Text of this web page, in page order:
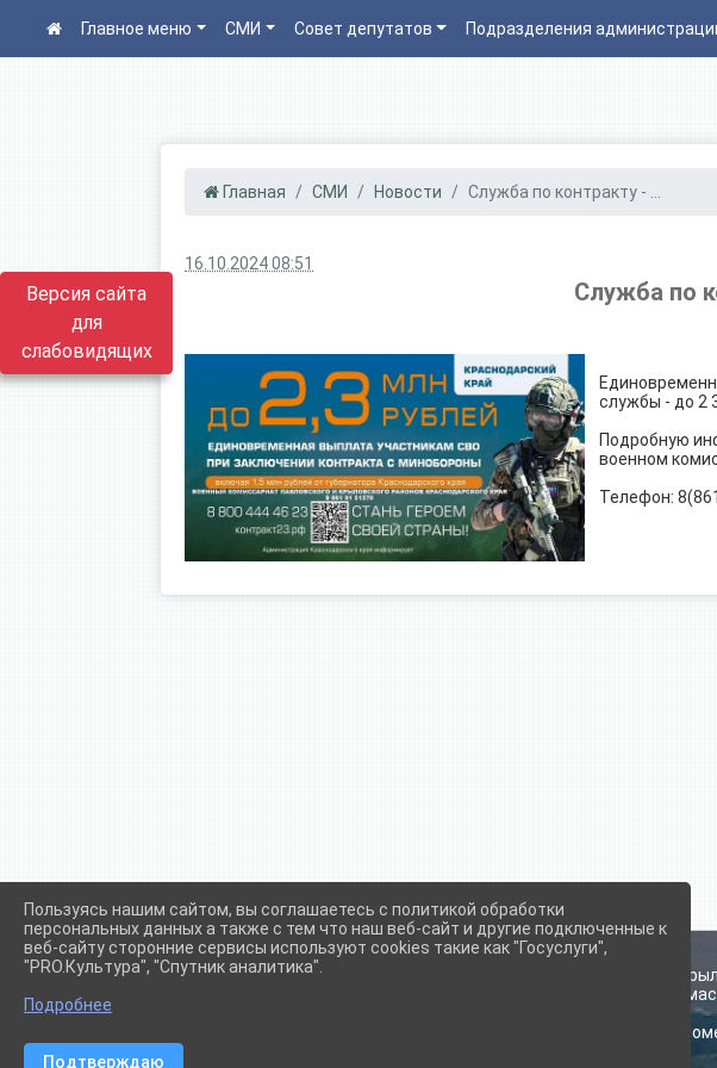
Версия сайта
для
слабовидящих
Главное меню СМИ Совет депутатов Подразделения
Главная СМИ Новости Служба по контракту - ...
16.10.2024 08:51
Служба по
службы - до 2
Подробную
военном
Телефон:
Сетевое издание (сайт) "Администрации Крыловского сельского поселения
технологий и
Регистрационный
Пользуясь нашим сайтом, вы соглашаетесь с политикой обработки
персональных данных а также с тем что наш веб-сайт и другие подключенные к
веб-сайту сторонние сервисы используют cookies такие как "Госуслуги",
"PRO.Культура", "Спутник аналитика".
Подробнее
Подтверждаю